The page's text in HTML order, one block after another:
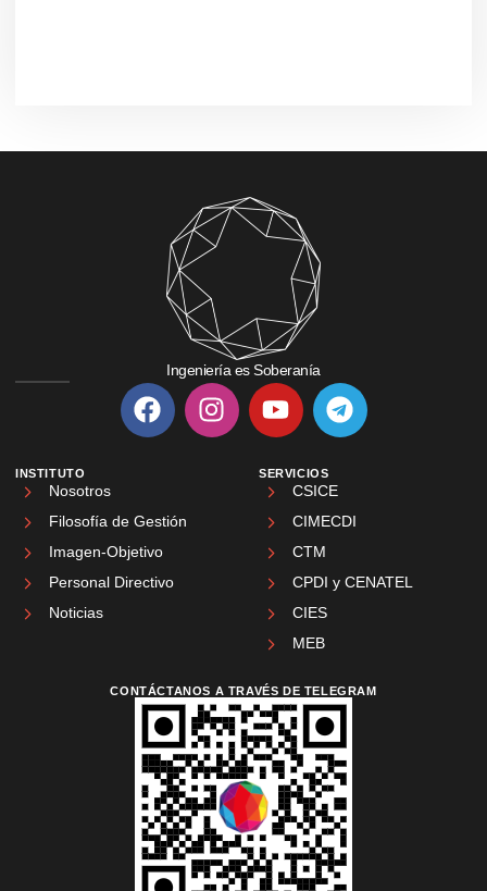
Ingeniería es Soberanía
INSTITUTO
Nosotros
Filosofía de Gestión
Imagen-Objetivo
Personal Directivo
Noticias
SERVICIOS
CSICE
CIMECDI
CTM
CPDI y CENATEL
CIES
MEB
CONTÁCTANOS A TRAVÉS DE TELEGRAM